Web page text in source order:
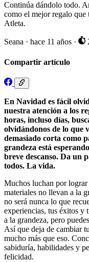
Continúa dándolo todo.
como el mejor regalo
Atleta.
Seana · hace 11 años ·
Compartir artículo
En Navidad es fácil
nuestra atención a los
horas, incluso días,
olvidándonos de lo que
demasiado corta como
grandeza está
breve descanso. Da un
todos. La vida.
Muchos luchan por lograr
materiales no llevan a la
no será nunca lo que
experiencias, tus éxitos y
a la grandeza, pero
Así que deja de cambiar
mucho más que eso.
sabiduría, habilidades y
felicidad.